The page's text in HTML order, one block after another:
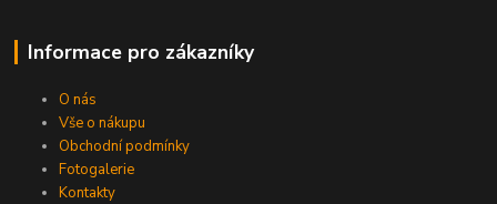
Informace pro zákazníky
O nás
Vše o nákupu
Obchodní podmínky
Fotogalerie
Kontakty